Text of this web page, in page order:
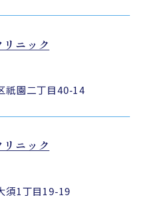
ニック
祇園二丁目40-14
ニック
須1丁目19-19